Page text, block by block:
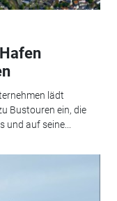
lädt
Bustouren ein, die
auf seine...